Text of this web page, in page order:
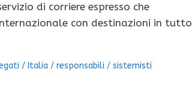
di corriere espresso che
con destinazioni in tutto
/ Italia / responsabili / sistemisti